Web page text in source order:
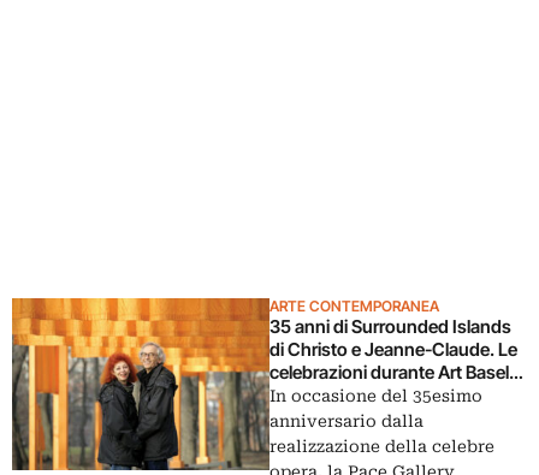
ARTE CONTEMPORANEA
35 anni di Surrounded Islands
di Christo e Jeanne-Claude. Le
celebrazioni durante Art Basel
Miami
In occasione del 35esimo
anniversario dalla
realizzazione della celebre